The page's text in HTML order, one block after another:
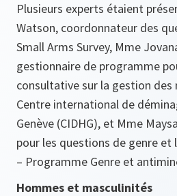
Plusieurs experts étaient
Watson, coordonnateur des
Small Arms Survey, Mme
gestionnaire de programme
consultative sur la gestion des
Centre international de
Genève (CIDHG), et Mme
pour les questions de genre et
– Programme Genre et
Hommes et masculinités